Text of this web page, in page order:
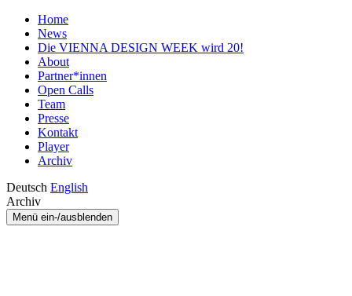
Home
News
Die VIENNA DESIGN WEEK wird 20!
About
Partner*innen
Open Calls
Team
Presse
Kontakt
Player
Archiv
Deutsch English
Archiv
Menü ein-/ausblenden